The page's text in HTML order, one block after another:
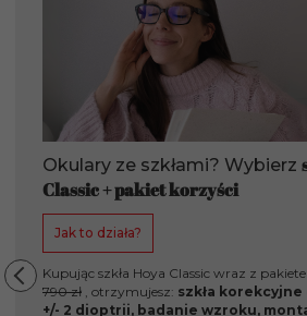
Okulary ze szkłami? Wybierz
Classic + pakiet korzyści
Jak to działa?
Kupując szkła Hoya Classic wraz z
790 zł , otrzymujesz: szkła
+/- 2 dioptrii, badanie wzroku,